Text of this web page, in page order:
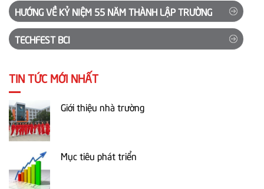
HƯỚNG VỀ KỶ NIỆM 55 NĂM THÀNH LẬP TRƯỜNG
TECHFEST BCI
TIN TỨC MỚI NHẤT
Giới thiệu nhà trường
Mục tiêu phát triển